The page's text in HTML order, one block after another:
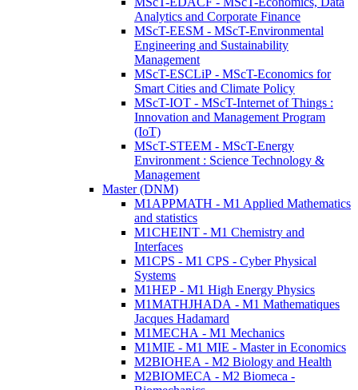
Analytics and Corporate Finance
MScT-EESM - MScT-Environmental
Engineering and Sustainability
Management
MScT-ESCLiP - MScT-Economics for
Smart Cities and Climate Policy
MScT-IOT - MScT-Internet of Things :
Innovation and Management Program
(IoT)
MScT-STEEM - MScT-Energy
Environment : Science Technology &
Management
Master (DNM)
M1APPMATH - M1 Applied Mathematics
and statistics
M1CHEINT - M1 Chemistry and
Interfaces
M1CPS - M1 CPS - Cyber Physical
Systems
M1HEP - M1 High Energy Physics
M1MATHJHADA - M1 Mathematiques
Jacques Hadamard
M1MECHA - M1 Mechanics
M1MIE - M1 MIE - Master in Economics
M2BIOHEA - M2 Biology and Health
M2BIOMECA - M2 Biomeca -